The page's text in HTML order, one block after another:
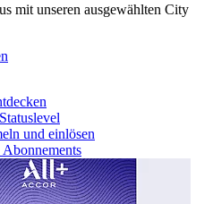
mit unseren ausgewählten City
und einlösen